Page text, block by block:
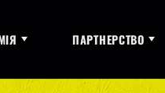
ПАРТНЕРСТВО